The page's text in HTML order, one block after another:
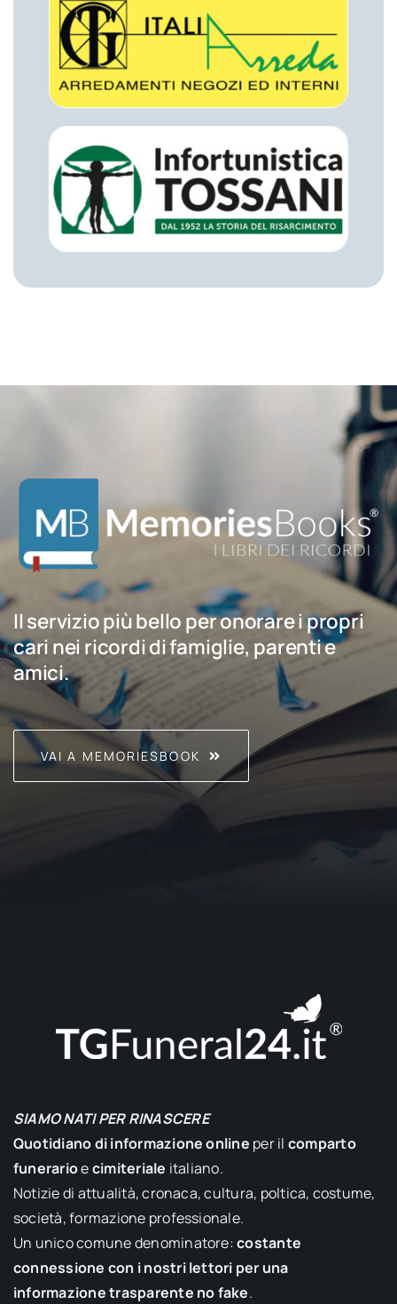
Il servizio più bello per onorare i propri
cari nei ricordi di famiglie, parenti e
amici.
VAI A MEMORIESBOOK
SIAMO NATI PER RINASCERE
Quotidiano di informazione online per il comparto
funerarioecimiteriale italiano.
Notizie di attualità, cronaca, cultura, poltica, costume,
società, formazione professionale.
Un unico comune denominatore:costante
connessione con i nostri lettori per una
informazione trasparente no fake.